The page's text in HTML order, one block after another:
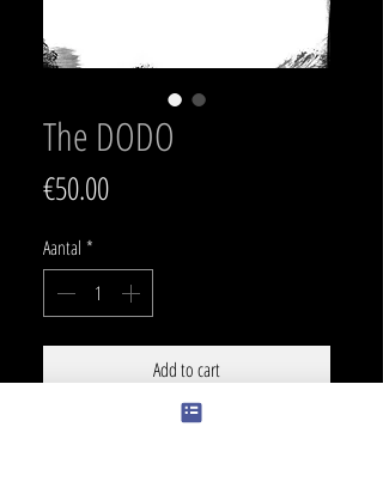
The DODO
€50.00Prijs
Aantal *
Add to cart